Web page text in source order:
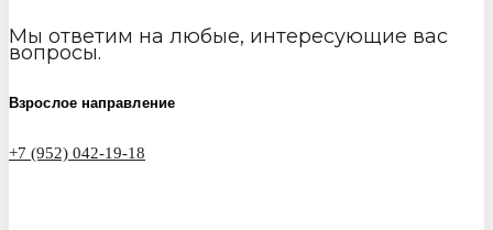
Мы ответим на любые, интересующие вас
вопросы.
Взрослое направление
+7 (952) 042-19-18